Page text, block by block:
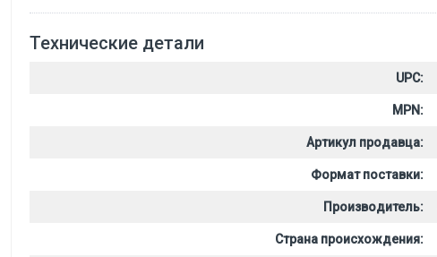
Технические детали
UPC:
MPN:
Артикул продавца:
Формат поставки:
Производитель:
Страна происхождения: